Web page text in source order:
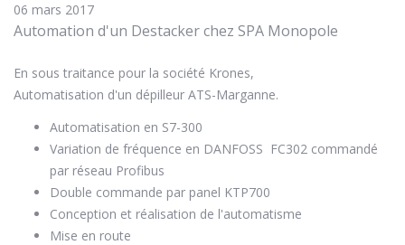
06 mars 2017
Automation d'un Destacker chez SPA Monopole
En sous traitance pour la société Krones,
Automatisation d'un dépilleur ATS-Marganne.
Automatisation en S7-300
Variation de fréquence en DANFOSS FC302 commandé
par réseau Profibus
Double commande par panel KTP700
Conception et réalisation de l'automatisme
Mise en route